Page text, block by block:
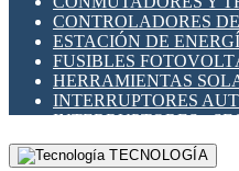
CONTROLADORES
ESTACIÓN DE
FUSIBLES
HERRAMIENTAS
INTERRUPTORES
INTERRUPTORES -
FOTOVOLTÁICOS
MONTAJE PANEL
TECNOLOGÍA